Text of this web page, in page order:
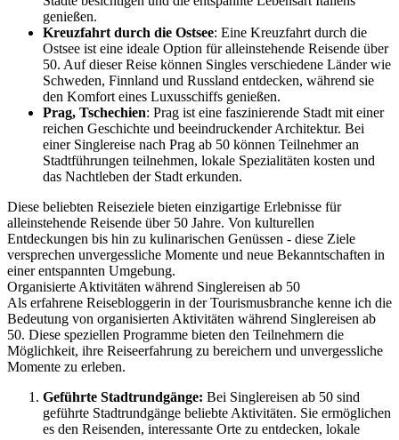
genießen.
Kreuzfahrt durch die Ostsee: Eine Kreuzfahrt durch die
Ostsee ist eine ideale Option für alleinstehende Reisende über
50. Auf dieser Reise können Singles verschiedene Länder wie
Schweden, Finnland und Russland entdecken, während sie
den Komfort eines Luxusschiffs genießen.
Prag, Tschechien: Prag ist eine faszinierende Stadt mit einer
reichen Geschichte und beeindruckender Architektur. Bei
einer Singlereise nach Prag ab 50 können Teilnehmer an
Stadtführungen teilnehmen, lokale Spezialitäten kosten und
das Nachtleben der Stadt erkunden.
Diese beliebten Reiseziele bieten einzigartige Erlebnisse für
alleinstehende Reisende über 50 Jahre. Von kulturellen
Entdeckungen bis hin zu kulinarischen Genüssen - diese Ziele
versprechen unvergessliche Momente und neue Bekanntschaften in
einer entspannten Umgebung.
Organisierte Aktivitäten während Singlereisen ab 50
Als erfahrene Reisebloggerin in der Tourismusbranche kenne ich die
Bedeutung von organisierten Aktivitäten während Singlereisen ab
50. Diese speziellen Programme bieten den Teilnehmern die
Möglichkeit, ihre Reiseerfahrung zu bereichern und unvergessliche
Momente zu erleben.
Geführte Stadtrundgänge: Bei Singlereisen ab 50 sind
geführte Stadtrundgänge beliebte Aktivitäten. Sie ermöglichen
es den Reisenden, interessante Orte zu entdecken, lokale